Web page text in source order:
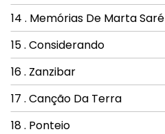
14 . Memórias De Marta Saré
15 . Considerando
16 . Zanzibar
17 . Canção Da Terra
18 . Ponteio